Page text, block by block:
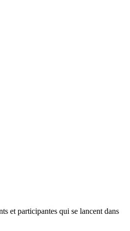
et participantes qui se lancent dans